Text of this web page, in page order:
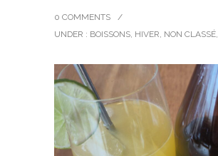
0 COMMENTS
/
UNDER : BOISSONS, HIVER, NON CLASSÉ,